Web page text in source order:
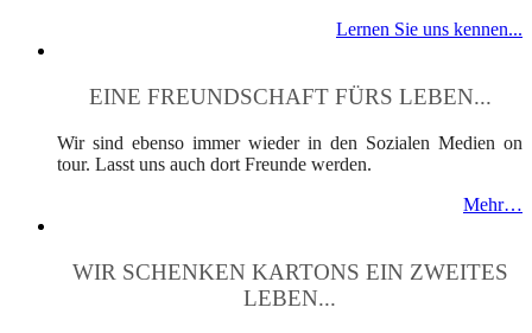
Lernen Sie uns kennen...
EINE FREUNDSCHAFT FÜRS LEBEN...
Wir sind ebenso immer wieder in den Sozialen Medien on
tour. Lasst uns auch dort Freunde werden.
Mehr…
WIR SCHENKEN KARTONS EIN ZWEITES
LEBEN...